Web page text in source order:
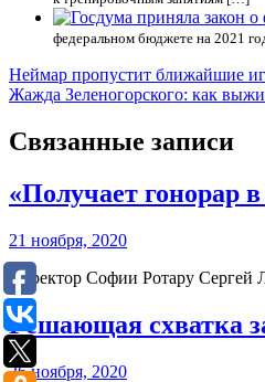
федеральном бюджете на 2021
Навигация
по
записям
Неймар пропустит ближайшие
Жажда Зеленогорского: как
Связанные записи
«Получает гонорар
21 ноября, 2020
Директор Софии Ротару Сергей
Решающая схватка
26 ноября, 2020